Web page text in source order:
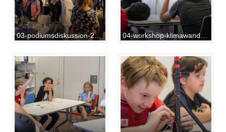
03-podiumsdiskussion-20231012-SG-01-076 04-workshop-klimawandel-20231013-RF-01-001